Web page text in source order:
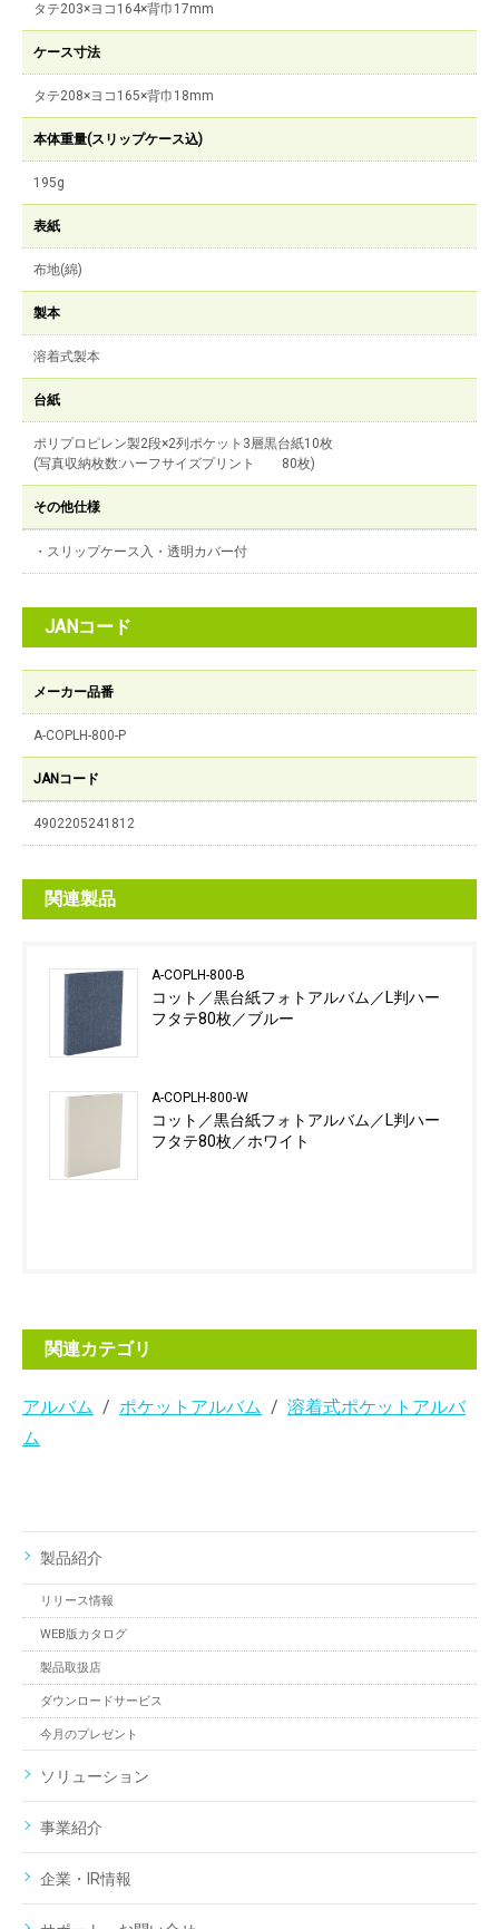
タテ203×ヨコ164×背巾17mm
ケース寸法
タテ208×ヨコ165×背巾18mm
本体重量(スリップケース込)
195g
表紙
布地(綿)
製本
溶着式製本
台紙
ポリプロピレン製2段×2列ポケット3層黒台紙10枚
(写真収納枚数:ハーフサイズプリント 80枚)
その他仕様
・スリップケース入・透明カバー付
JANコード
メーカー品番
A-COPLH-800-P
JANコード
4902205241812
関連製品
A-COPLH-800-B
コット／黒台紙フォトアルバム／L判ハー
フタテ80枚／ブルー
A-COPLH-800-W
コット／黒台紙フォトアルバム／L判ハー
フタテ80枚／ホワイト
関連カテゴリ
アルバム ポケットアルバム
溶着式ポケットアルバ
ム
製品紹介
リリース情報
WEB版カタログ
製品取扱店
ダウンロードサービス
今月のプレゼント
ソリューション
事業紹介
企業・IR情報